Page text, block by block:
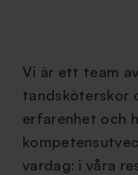
Vi är ett team
tandsköterskor
erfarenhet och
vardag: i våra